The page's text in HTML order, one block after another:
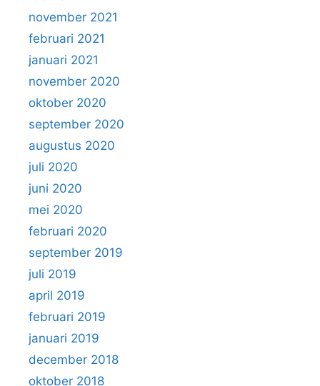
november 2021
februari 2021
januari 2021
november 2020
oktober 2020
september 2020
augustus 2020
juli 2020
juni 2020
mei 2020
februari 2020
september 2019
juli 2019
april 2019
februari 2019
januari 2019
december 2018
oktober 2018